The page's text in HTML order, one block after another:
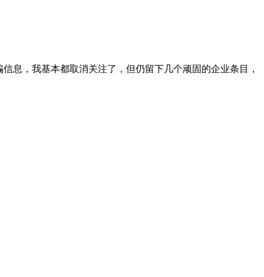
息，我基本都取消关注了，但仍留下几个顽固的企业条目，